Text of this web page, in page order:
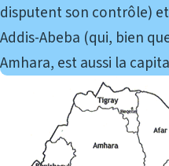
disputent son contrôle)
Addis-Abeba (qui, bien
Amhara, est aussi la